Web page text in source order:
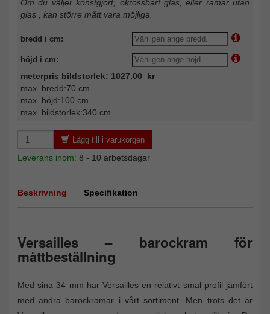
Om du väljer konstgjort, okrossbart glas, eller ramar utan
glas , kan större mått vara möjliga.
bredd i cm:
höjd i cm:
meterpris bildstorlek: 1027.00 kr
max. bredd:70 cm
max. höjd:100 cm
max. bildstorlek:340 cm
Lägg till i varukorgen
Leverans inom: 8 - 10 arbetsdagar
Beskrivning Specifikation
Versailles – barockram för
måttbeställning
Med sina 34 mm har Versailles en relativt smal profil jämfört
med andra barockramar i vårt sortiment. Men trots det är